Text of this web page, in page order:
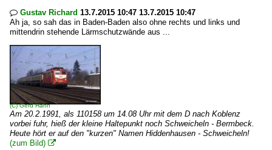
 Gustav Richard 13.7.2015 10:47 13.7.2015 10:47
Ah ja, so sah das in Baden-Baden also ohne rechts und links und
mittendrin stehende Lärmschutzwände aus ...
(C)Gerd Hahn
Am 20.2.1991, als 110158 um 14.08 Uhr mit dem D nach Koblenz
vorbei fuhr, hieß der kleine Haltepunkt noch Schweicheln - Bermbeck.
Heute hört er auf den "kurzen" Namen Hiddenhausen - Schweicheln!
(zum Bild) 